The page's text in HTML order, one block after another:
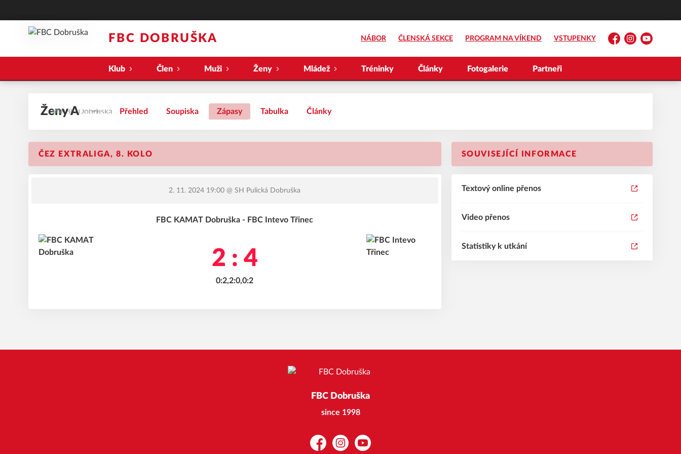
FBC DOBRUŠKA NÁBOR ČLENSKÁ SEKCE PROGRAM NA VÍKEND VSTUPENKY
FacebookInstagramYouTube
Klub Člen Muži Ženy Mládež Tréninky Články Fotogalerie Partneři
Ženy A Přehled Soupiska Zápasy Tabulka Články
ČEZ EXTRALIGA, 8. KOLO
2. 11. 2024 19:00 @ SH Pulická Dobruška
FBC KAMAT Dobruška - FBC Intevo Třinec
2 : 4
0:2,2:0,0:2
SOUVISEJÍCÍ INFORMACE
Textový online přenos
Video přenos
Statistiky k utkání
FBC Dobruška
since 1998
FacebookInstagramYouTube